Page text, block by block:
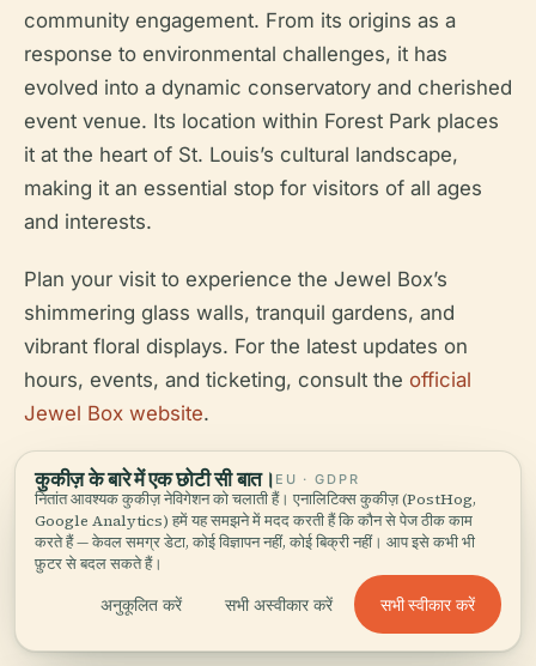
community engagement. From its origins as a
response to environmental challenges, it has
evolved into a dynamic conservatory and cherished
event venue. Its location within Forest Park places
it at the heart of St. Louis’s cultural landscape,
making it an essential stop for visitors of all ages
and interests.
Plan your visit to experience the Jewel Box’s
shimmering glass walls, tranquil gardens, and
vibrant floral displays. For the latest updates on
hours, events, and ticketing, consult the official
Jewel Box website.
Stay Connected:Download the Audiala app for
more St. Louis attractions, follow us on social
media, and explore related posts on local historical
sites. Enjoy your visit to this iconic greenhouse and
discover why the Jewel Box remains a treasured
कुकीज़ के बारे में एक छोटी सी बात। EU · GDPR
नितांत आवश्यक कुकीज़ नेविगेशन को चलाती हैं। एनालिटिक्स कुकीज़ (PostHog,
Google Analytics) हमें यह समझने में मदद करती हैं कि कौन से पेज ठीक काम
करते हैं — केवल समग्र डेटा, कोई विज्ञापन नहीं, कोई बिक्री नहीं। आप इसे कभी भी
फ़ुटर से बदल सकते हैं।
अनुकूलित करें सभी अस्वीकार करें सभी स्वीकार करें